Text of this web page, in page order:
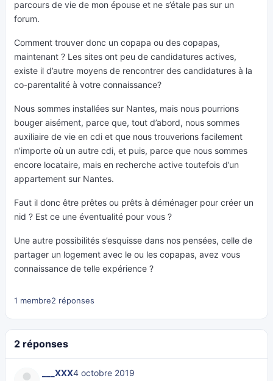
parcours de vie de mon épouse et ne s’étale pas sur un
forum.
Comment trouver donc un copapa ou des copapas,
maintenant ? Les sites ont peu de candidatures actives,
existe il d’autre moyens de rencontrer des candidatures à la
co-parentalité à votre connaissance?
Nous sommes installées sur Nantes, mais nous pourrions
bouger aisément, parce que, tout d’abord, nous sommes
auxiliaire de vie en cdi et que nous trouverions facilement
n’importe où un autre cdi, et puis, parce que nous sommes
encore locataire, mais en recherche active toutefois d’un
appartement sur Nantes.
Faut il donc être prêtes ou prêts à déménager pour créer un
nid ? Est ce une éventualité pour vous ?
Une autre possibilités s’esquisse dans nos pensées, celle de
partager un logement avec le ou les copapas, avez vous
connaissance de telle expérience ?
1 membre2 réponses
2 réponses
___XXX4 octobre 2019